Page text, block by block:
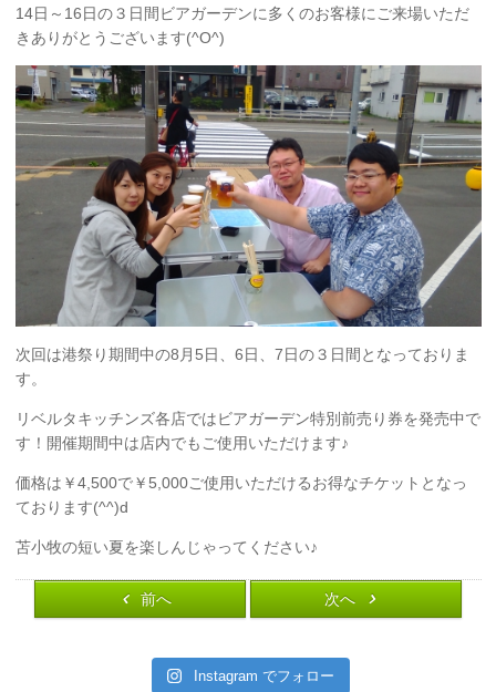
14日～16日の３日間ビアガーデンに多くのお客様にご来場いただ
きありがとうございます(^O^)
次回は港祭り期間中の8月5日、6日、7日の３日間となっておりま
す。
リベルタキッチンズ各店ではビアガーデン特別前売り券を発売中で
す！開催期間中は店内でもご使用いただけます♪
価格は￥4,500で￥5,000ご使用いただけるお得なチケットとなっ
ております(^^)d
苫小牧の短い夏を楽しんじゃってください♪
前へ 次へ
Instagram でフォロー